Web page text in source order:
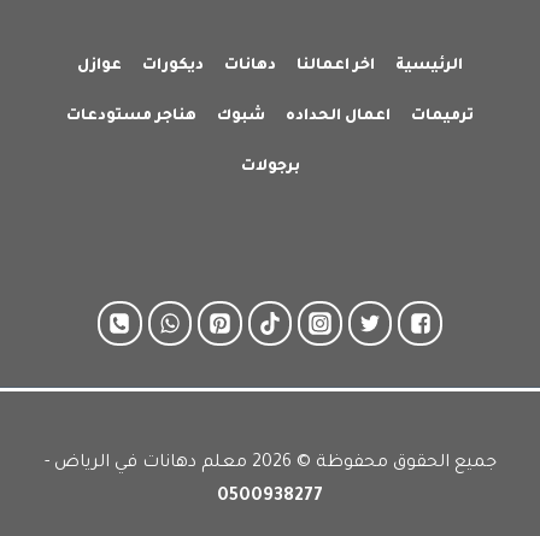
الرئيسية اخر اعمالنا دهانات ديكورات عوازل
ترميمات اعمال الحداده شبوك هناجر مستودعات
برجولات
جميع الحقوق محفوظة © 2026 معلم دهانات في الرياض -
0500938277